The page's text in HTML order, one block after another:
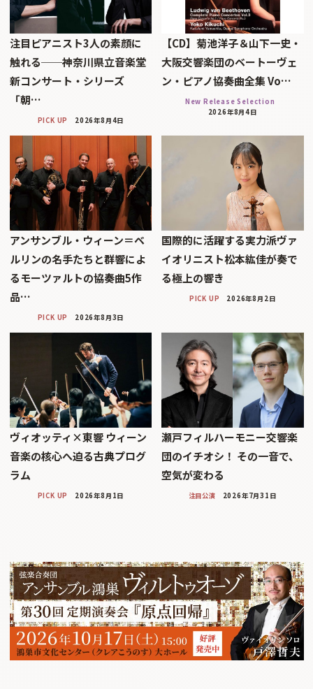
注目ピアニスト3人の素顔に
触れる──神奈川県立音楽堂
新コンサート・シリーズ
「朝…
PICK UP 2026年8月4日
【CD】菊池洋子＆山下一史・
大阪交響楽団のベートーヴェ
ン・ピアノ協奏曲全集 Vo…
New Release Selection
2026年8月4日
アンサンブル・ウィーン＝ベ
ルリンの名手たちと群響によ
るモーツァルトの協奏曲5作
品…
PICK UP 2026年8月3日
国際的に活躍する実力派ヴァ
イオリニスト松本紘佳が奏で
る極上の響き
PICK UP 2026年8月2日
ヴィオッティ×東響 ウィーン
音楽の核心へ迫る古典プログ
ラム
PICK UP 2026年8月1日
瀬戸フィルハーモニー交響楽
団のイチオシ！ その一音で、
空気が変わる
注目公演 2026年7月31日